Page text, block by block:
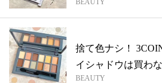
BEAUTY
捨て色ナシ！
イシャドウは買わ
BEAUTY